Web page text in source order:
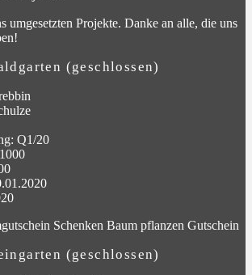
umgesetzten Projekte. Danke an alle, die uns
(geschlossen)
Q1/20
(geschlossen)